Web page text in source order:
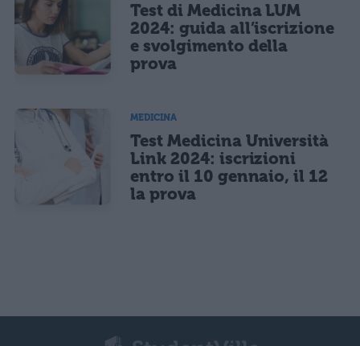
Test di Medicina LUM
2024: guida all’iscrizione
e svolgimento della
prova
MEDICINA
Test Medicina Università
Link 2024: iscrizioni
entro il 10 gennaio, il 12
la prova